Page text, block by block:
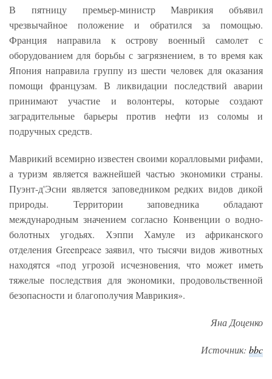
В пятницу премьер-министр Маврикия объявил
чрезвычайное положение и обратился за помощью.
Франция направила к острову военный самолет с
оборудованием для борьбы с загрязнением, в то время как
Япония направила группу из шести человек для оказания
помощи французам. В ликвидации последствий аварии
принимают участие и волонтеры, которые создают
заградительные барьеры против нефти из соломы и
подручных средств.
Маврикий всемирно известен своими коралловыми рифами,
а туризм является важнейшей частью экономики страны.
Пуэнт-д'Эсни является заповедником редких видов дикой
природы. Территории заповедника обладают
международным значением согласно Конвенции о водно-
болотных угодьях. Хэппи Хамуле из африканского
отделения Greenpeace заявил, что тысячи видов животных
находятся «под угрозой исчезновения, что может иметь
тяжелые последствия для экономики, продовольственной
безопасности и благополучия Маврикия».
Яна Доценко
Источник: bbc